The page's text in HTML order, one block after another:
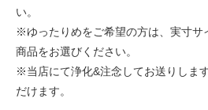
い。
※ゆったりめをご希望の方は、実寸サ
商品をお選びください。
※当店にて浄化&注念してお送りしま
だけます。